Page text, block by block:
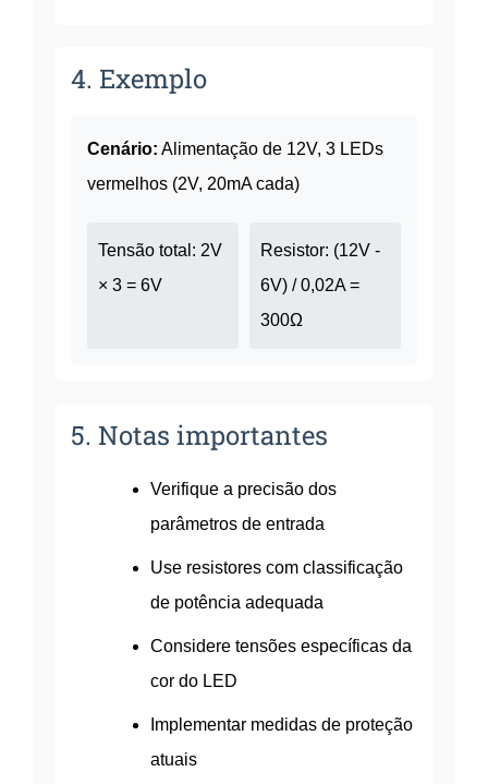
4. Exemplo
Cenário: Alimentação de 12V, 3 LEDs
vermelhos (2V, 20mA cada)
Tensão total: 2V
× 3 = 6V
Resistor: (12V -
6V) / 0,02A =
300Ω
5. Notas importantes
Verifique a precisão dos
parâmetros de entrada
Use resistores com classificação
de potência adequada
Considere tensões específicas da
cor do LED
Implementar medidas de proteção
atuais